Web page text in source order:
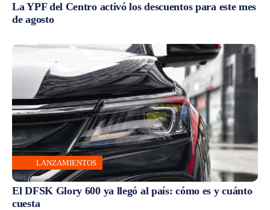
La YPF del Centro activó los descuentos para este mes
de agosto
LANZAMIENTOS
El DFSK Glory 600 ya llegó al país: cómo es y cuánto
cuesta